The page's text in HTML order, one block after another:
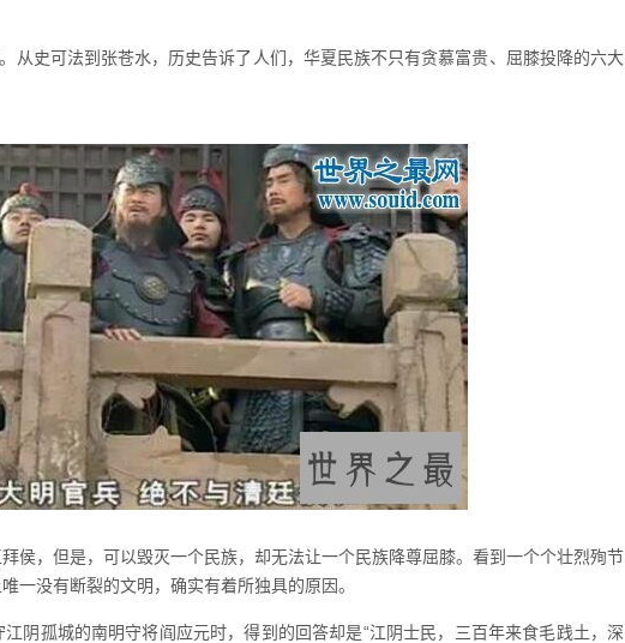
从史可法到张苍水，历史告诉了人们，华夏民族不只有贪慕富贵、屈膝投降的六大
侯，但是，可以毁灭一个民族，却无法让一个民族降尊屈膝。看到一个个壮烈殉节
一没有断裂的文明，确实有着所独具的原因。
阴孤城的南明守将阎应元时，得到的回答却是“江阴士民，三百年来食毛践土，深